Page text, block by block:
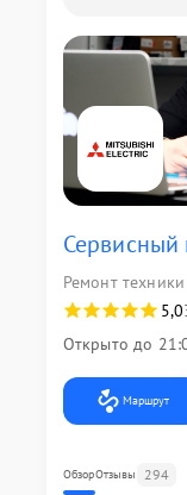
Ремонт
5,0
Открыто до
Маршрут
ОбзорОтзывы 294